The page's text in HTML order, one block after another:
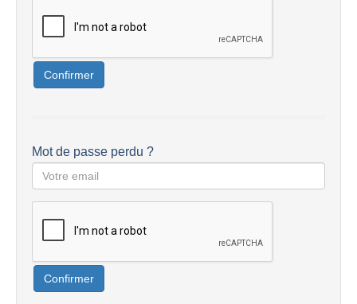
Confirmer
Mot de passe perdu ?
Confirmer